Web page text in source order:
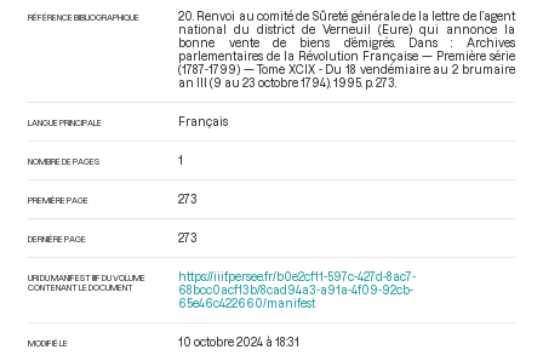
RÉFÉRENCE BIBLIOGRAPHIQUE
20. Renvoi au comité de Sûreté générale de la lettre de l’agent
national du district de Verneuil (Eure) qui annonce la
bonne vente de biens d’émigrés. Dans : Archives
parlementaires de la Révolution Française — Première série
(1787-1799) — Tome XCIX - Du 18 vendémiaire au 2 brumaire
an III (9 au 23 octobre 1794) . 1995. p. 273.
LANGUE PRINCIPALE Français
NOMBRE DE PAGES 1
PREMIÈRE PAGE 273
DERNIÈRE PAGE 273
URI DU MANIFEST IIIF DU VOLUME
CONTENANT LE DOCUMENT
https://iiif.persee.fr/b0e2cf11-597c-427d-8ac7-
68bcc0acf13b/8cad94a3-a91a-4f09-92cb-
65e46c422660/manifest
MODIFIÉ LE 10 octobre 2024 à 18:31